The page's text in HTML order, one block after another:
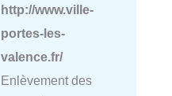
http://www.ville-
portes-les-
valence.fr/
Enlèvement des